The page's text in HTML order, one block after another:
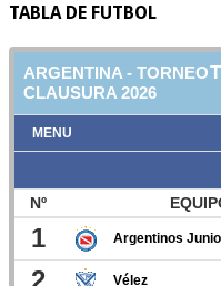
TABLA DE FUTBOL